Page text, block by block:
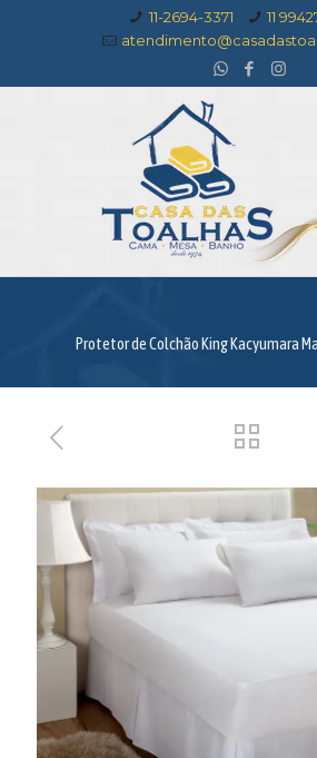
11-2694-3371
11
Protetor de Colchão King Kacyumara